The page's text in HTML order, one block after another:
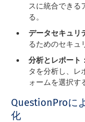
スに統合できる
る。
データセキュリ
るためのセキュ
分析とレポート
タを分析し、レ
ォームを選択す
QuestionProに
化